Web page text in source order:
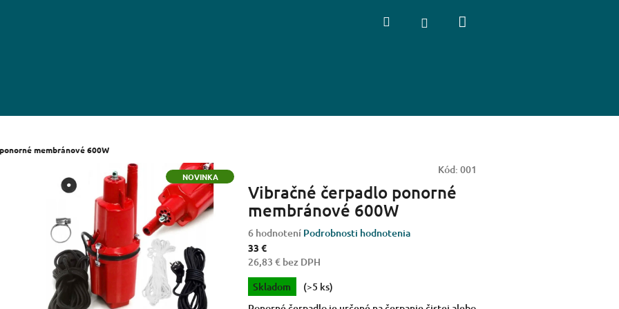
Hľadať Prihlásenie
membránové 600W
NOVINKA
Kód: 001
Vibračné čerpadlo ponorné
membránové 600W
Priemerné
hodnotenie
produktu
3,3
6 hodnotení Podrobnosti hodnotenia
33 €
26,83 € bez DPH
Jednotková
cena:
Skladom
(>5 ks)